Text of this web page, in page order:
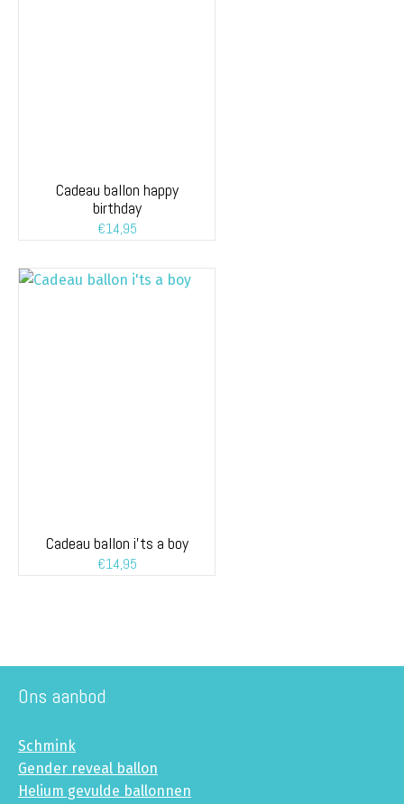
Cadeau ballon happy
birthday
€14,95
Cadeau ballon i’ts a boy
€14,95
Ons aanbod
Schmink
Gender reveal ballon
Helium gevulde ballonnen